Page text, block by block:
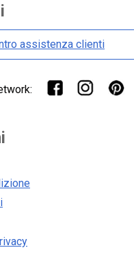
assistenza clienti